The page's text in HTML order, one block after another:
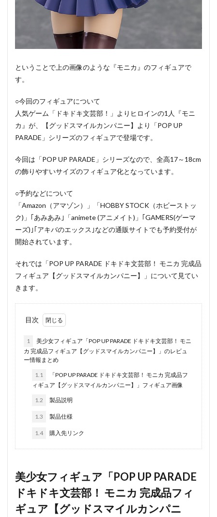
ということで上の画像のような『モニカ』のフィギュアで
す。
○今回のフィギュアについて
人気ゲーム「ドキドキ文芸部！」よりヒロインの1人『モニ
カ』が、【グッドスマイルカンパニー】より「POP UP
PARADE」シリーズのフィギュアで登場です。
今回は「POP UP PARADE」シリーズなので、全高17～18cm
の飾りやすいサイズのフィギュア化となっています。
○予約などについて
「Amazon（アマゾン）」「HOBBY STOCK（ホビーストッ
ク)」｢あみあみ｣「animete (アニメイト)」｢GAMERS(ゲーマ
ーズ)｣｢アキバのエックス｣などの通販サイトでも予約受付が
開始されています。
それでは「POP UP PARADE ドキドキ文芸部！ モニカ 完成品
フィギュア【グッドスマイルカンパニー】」について見てい
きます。
目次
1
美少女フィギュア「POP UP PARADE ドキドキ文芸部！ モニ
カ 完成品フィギュア【グッドスマイルカンパニー】」のレビュ
ー情報まとめ
1.1
「POP UP PARADE ドキドキ文芸部！ モニカ 完成品フ
ィギュア【グッドスマイルカンパニー】」フィギュア画像
1.2 製品説明
1.3 製品仕様
1.4 購入先リンク
美少女フィギュア「POP UP PARADE
ドキドキ文芸部！ モニカ 完成品フィ
ギュア【グッドスマイルカンパニ